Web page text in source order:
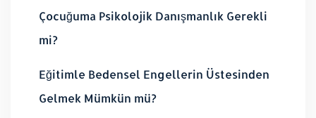
Çocuğuma Psikolojik Danışmanlık Gerekli
mi?
Eğitimle Bedensel Engellerin Üstesinden
Gelmek Mümkün mü?